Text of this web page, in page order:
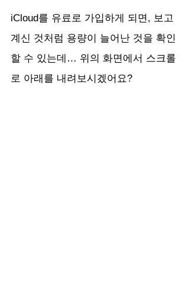
iCloud를 유료로 가입하게 되면, 보고
계신 것처럼 용량이 늘어난 것을 확인
할 수 있는데… 위의 화면에서 스크롤
로 아래를 내려보시겠어요?